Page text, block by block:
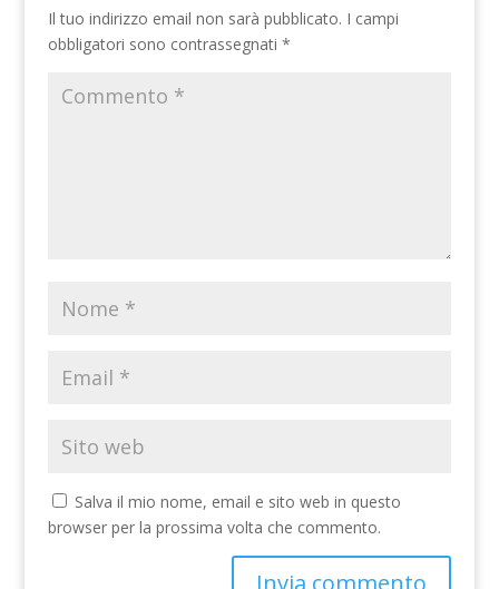
Il tuo indirizzo email non sarà pubblicato. I campi
obbligatori sono contrassegnati *
Salva il mio nome, email e sito web in questo
browser per la prossima volta che commento.